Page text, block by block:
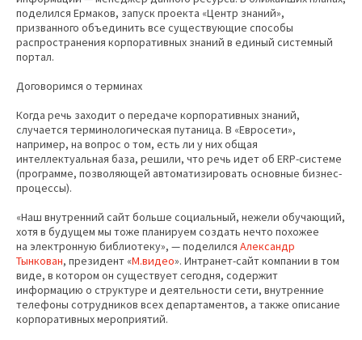
поделился Ермаков, запуск проекта «Центр знаний»,
призванного объединить все существующие способы
распространения корпоративных знаний в единый системный
портал.
Договоримся о терминах
Когда речь заходит о передаче корпоративных знаний,
случается терминологическая путаница. В «Евросети»,
например, на вопрос о том, есть ли у них общая
интеллектуальная база, решили, что речь идет об ERP-системе
(программе, позволяющей автоматизировать основные бизнес-
процессы).
«Наш внутренний сайт больше социальный, нежели обучающий,
хотя в будущем мы тоже планируем создать нечто похожее
на электронную библиотеку», — поделился Александр
Тынкован, президент «М.видео». Интранет-сайт компании в том
виде, в котором он существует сегодня, содержит
информацию о структуре и деятельности сети, внутренние
телефоны сотрудников всех департаментов, а также описание
корпоративных мероприятий.